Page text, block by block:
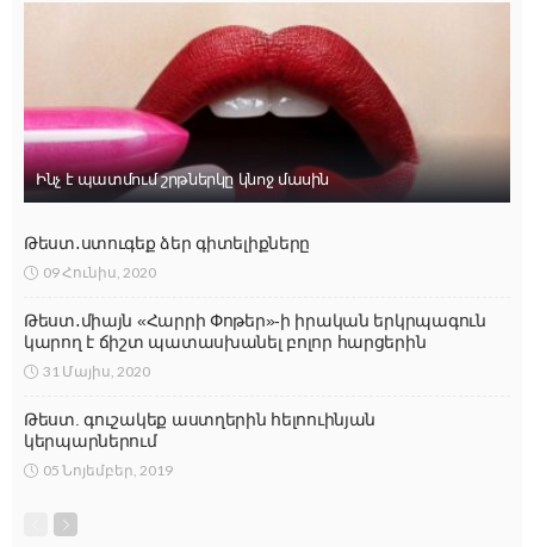
Ինչ է պատմում շրթներկը կնոջ մասին
Թեստ․ստուգեք ձեր գիտելիքները
09 Հունիս, 2020
Թեստ․միայն «Հարրի Փոթեր»-ի իրական երկրպագուն
կարող է ճիշտ պատասխանել բոլոր հարցերին
31 Մայիս, 2020
Թեստ. գուշակեք աստղերին հելոուինյան
կերպարներում
05 Նոյեմբեր, 2019